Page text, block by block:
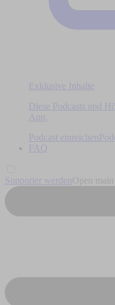
Exklusive Inhalte
Diese Podcasts und
App.
Podcast einreichen
FAQ
Supporter werden Open main